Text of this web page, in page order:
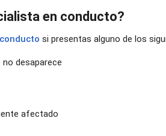
en conducto?
si presentas alguno de los
desaparece
afectado